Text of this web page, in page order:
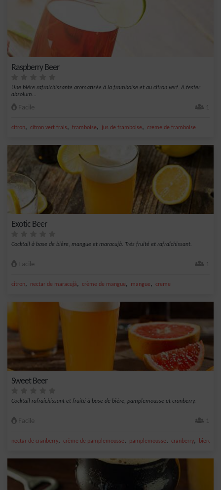
Raspberry Beer
Une bière rafraichissante aromatisée à la framboise et au citron vert. A tester
absolum...
Facile 1
citron, citron vert frais, framboise, jus de framboise, creme de framboise
Exotic Beer
Cocktail à base de bière, mangue et maracujà. Très fruité et rafraîchissant.
Facile 1
citron, nectar de maracujà, crème de mangue, mangue, creme
Sweet Beer
Cocktail rafraîchissant et fruité à base de bière, pamplemousse et cranberry.
Facile 1
nectar de cranberry, crème de pamplemousse, pamplemousse, cranberry, biere